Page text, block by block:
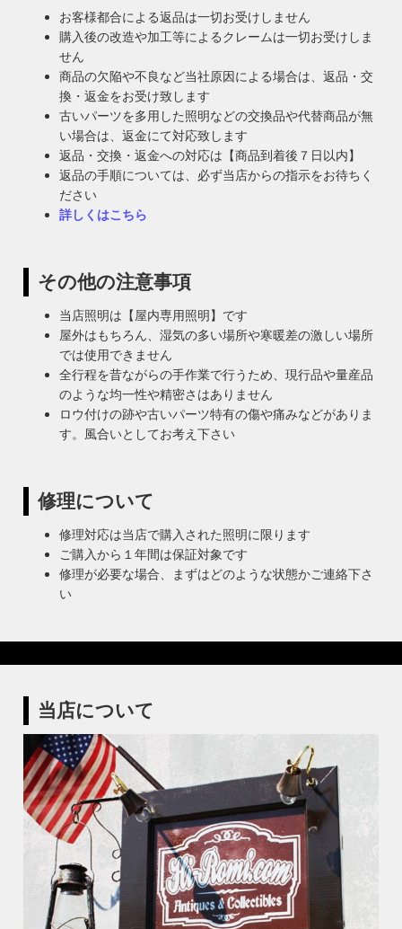
お客様都合による返品は一切お受けしません
購入後の改造や加工等によるクレームは一切お受けしま
せん
商品の欠陥や不良など当社原因による場合は、返品・交
換・返金をお受け致します
古いパーツを多用した照明などの交換品や代替商品が無
い場合は、返金にて対応致します
返品・交換・返金への対応は【商品到着後７日以内】
返品の手順については、必ず当店からの指示をお待ちく
ださい
詳しくはこちら
その他の注意事項
当店照明は【屋内専用照明】です
屋外はもちろん、湿気の多い場所や寒暖差の激しい場所
では使用できません
全行程を昔ながらの手作業で行うため、現行品や量産品
のような均一性や精密さはありません
ロウ付けの跡や古いパーツ特有の傷や痛みなどがありま
す。風合いとしてお考え下さい
修理について
修理対応は当店で購入された照明に限ります
ご購入から１年間は保証対象です
修理が必要な場合、まずはどのような状態かご連絡下さ
い
当店について